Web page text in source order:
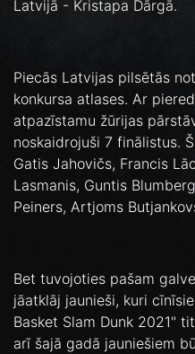
Latvijā - Kristapa Dārgā.
Piecās Latvijas pilsētās
konkursa atlases. Ar
atpazīstamu žūrijas
noskaidrojuši 7 finālistus.
Gatis Jahovičs, Francis
Lasmanis, Guntis
Peiners, Artjoms
Bet tuvojoties pašam
jāatklāj jaunieši, kuri
Basket Slam Dunk 2021"
arī šajā gadā jauniešiem